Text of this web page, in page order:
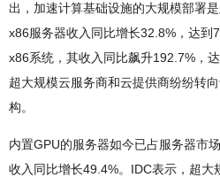
出，加速计算基础设施的大规模部署
x86服务器收入同比增长32.8%，达到
x86系统，其收入同比飙升192.7%，
超大规模云服务商和云提供商纷纷转
构。
内置GPU的服务器如今已占服务器市
收入同比增长49.4%。IDC表示，超大